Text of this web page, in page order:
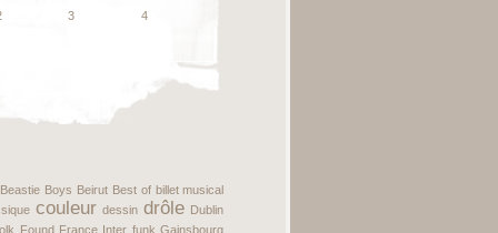
3 4
Beastie Boys Beirut Best of billet musical
couleur dessin drôle Dublin
Found France Inter funk Gainsbourg